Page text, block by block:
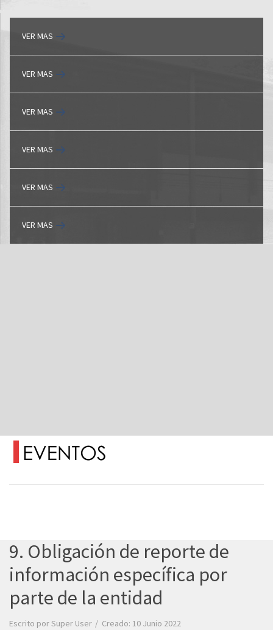
VER MAS
VER MAS
VER MAS
VER MAS
VER MAS
VER MAS
9. Obligación de reporte de
información específica por
parte de la entidad
Escrito porSuper User Creado: 10 Junio 2022